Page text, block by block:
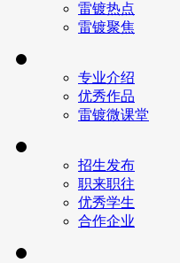
雷镀热点
雷镀聚焦
专业介绍
优秀作品
雷镀微课堂
招生发布
职来职往
优秀学生
合作企业